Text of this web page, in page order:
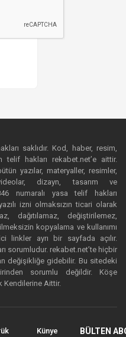
saklıdır. Kod, haber, resim,
hakları rekabet.net’e aittir.
yazılar, materyaller, resimler,
dizayn, tasarım ve
numaralı yasa telif hakları
izni olmaksızın ticari olarak
dağıtılamaz, değiştirilemez,
kopyalama ve kullanımı
linkler ayrı bir sayfada açılır.
sorumludur. rekabet.net’te hiçbir
değişikliğe gidebilir. Bu sitedeki
sorumlu değildir. Köşe
Kendilerine Aittir.
Künye
BÜLTEN